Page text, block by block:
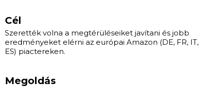
Cél
Szerették volna a megtérüléseiket javítani és jobb
eredményeket elérni az európai Amazon (DE, FR, IT,
ES) piactereken.
Megoldás